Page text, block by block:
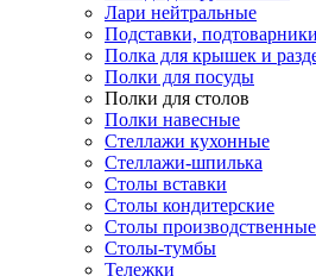
Лари нейтральные
Подставки,
Полка для крышек и
Полки для посуды
Полки для столов
Полки навесные
Стеллажи кухонные
Стеллажи-шпилька
Столы вставки
Столы кондитерские
Столы производственные
Столы-тумбы
Тележки